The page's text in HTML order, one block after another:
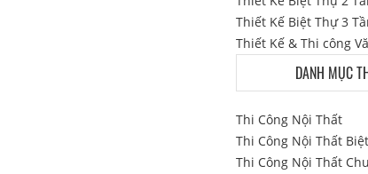
Thiết Kế Biệt Thự 3
Thiết Kế & Thi công
DANH MỤC
Thi Công Nội Thất
Thi Công Nội Thất
Thi Công Nội Thất